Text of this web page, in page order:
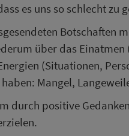
es uns so schlecht zu
Botschaften
über das Einatmen
(Situationen,
Mangel,
durch positive